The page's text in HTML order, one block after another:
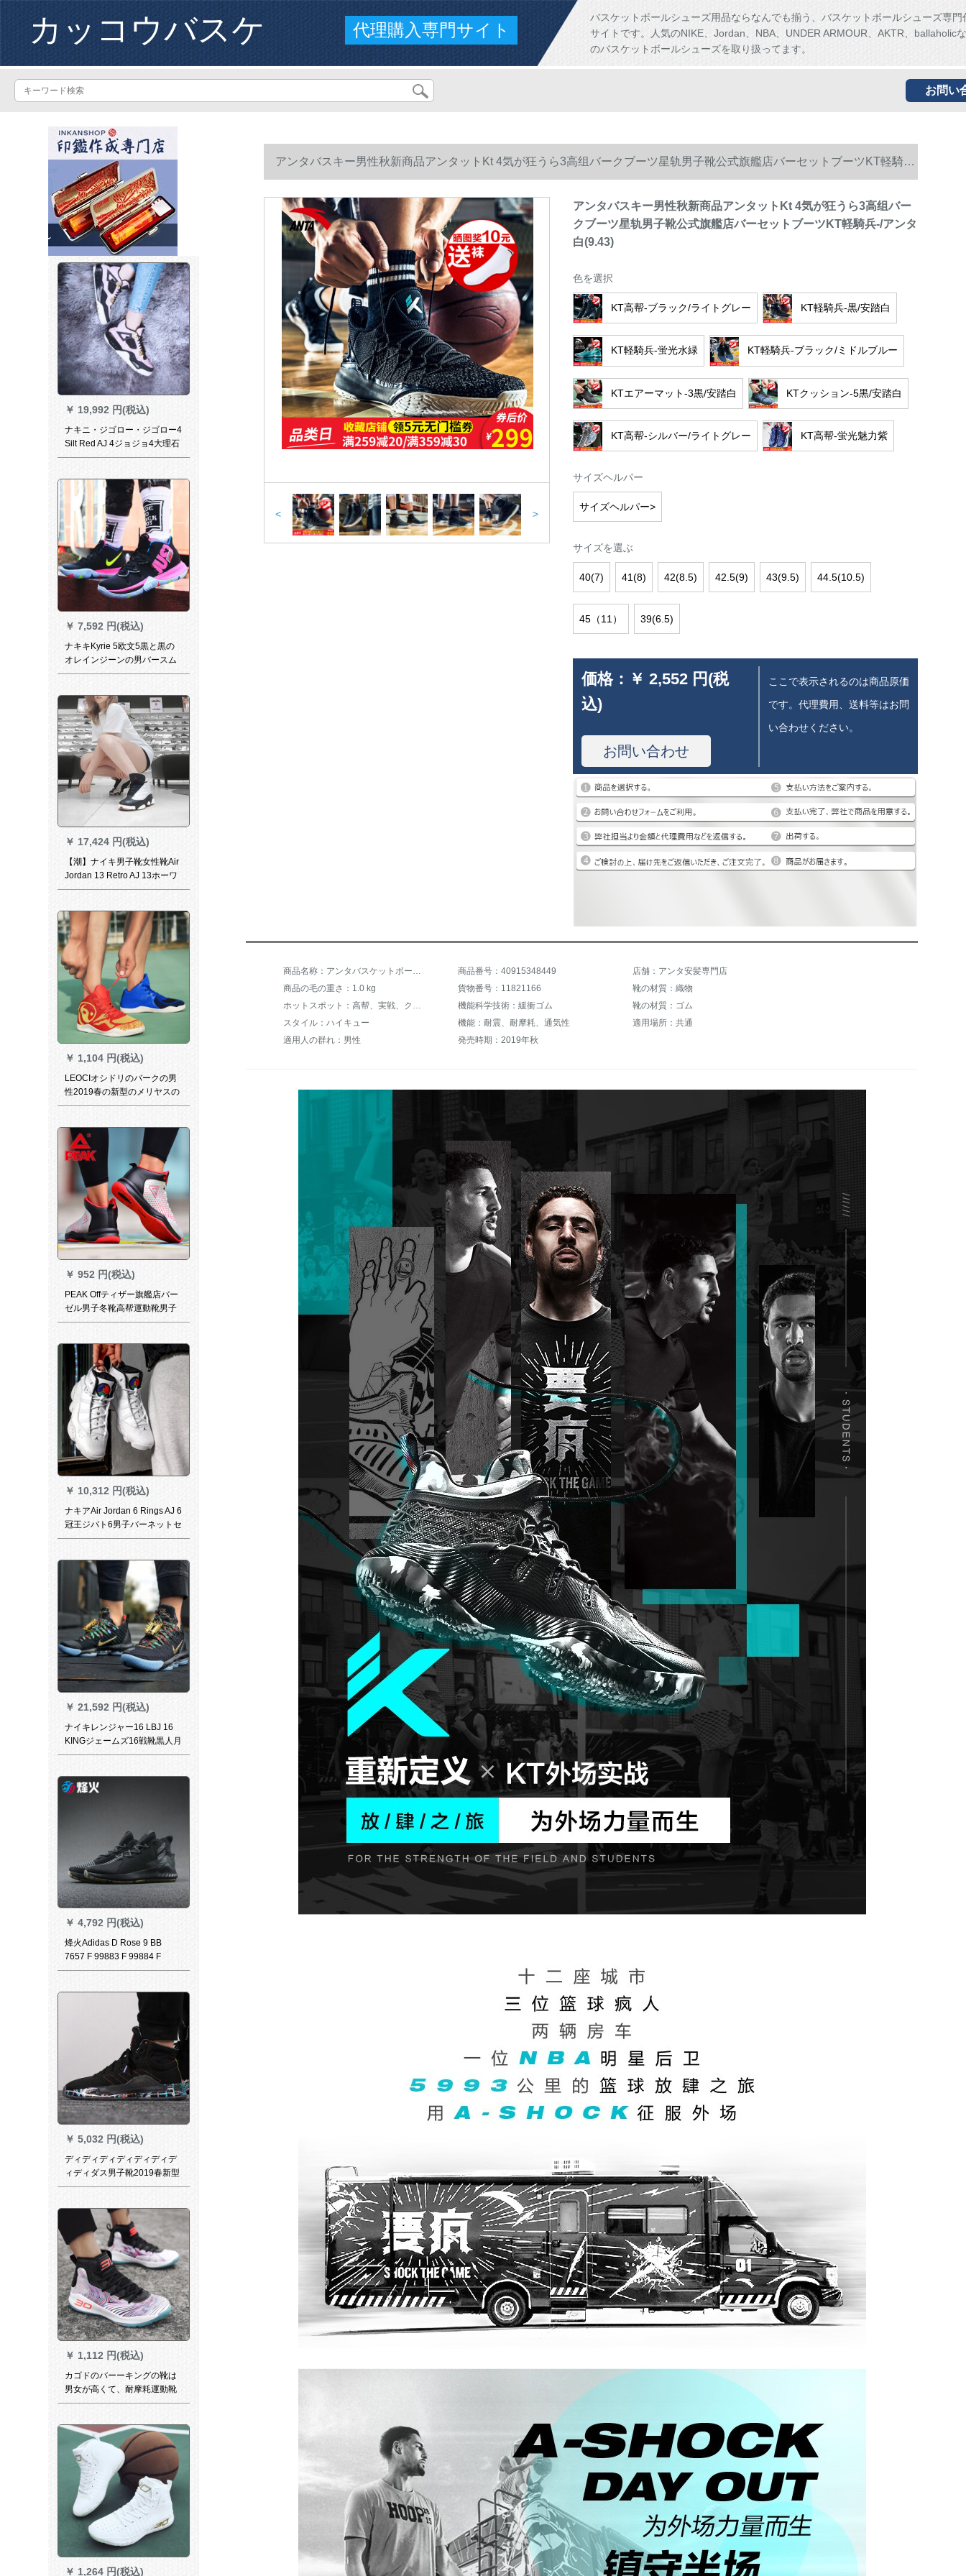
カッコウバスケ 代理購入専門サイト
バスケットボールシューズ用品ならなんでも揃う、バスケットボールシューズ専門
サイトです。人気のNIKE、Jordan、NBA、UNDER ARMOUR、AKTR、ballaholic
のバスケットボールシューズを取り扱ってます。
お問い
￥ 19,992 円(税込)
ナキニ・ジゴロー・ジゴロー4
Silt Red AJ 4ジョジョ4大理石
模様ゴルドボンテーン女子カ
￥ 7,592 円(税込)
ナキキKyrie 5欧文5黒と黒の
オレインジーンの男バースム
ボックスジュウ
￥ 17,424 円(税込)
【潮】ナイキ男子靴女性靴Air
Jordan 13 Retro AJ 13ホーワ
イトパンダー復刻運動バーム
￥ 1,104 円(税込)
LEOCIオシドリのバークの男
性2019春の新型のメリヤスの
颜は空气を通すスポツーリン
バッグの外でカーリングのブ
ーツの场外です。
￥ 952 円(税込)
PEAK Offティザー旗艦店バー
ゼル男子冬靴高帮運動靴男子
学生耐摩耗中学生靴DA
￥ 10,312 円(税込)
ナキアAir Jordan 6 Rings AJ 6
冠王ジバト6男子バーネットセ
ツ323232992-601-1022
￥ 21,592 円(税込)
ナイキレンジャー16 LBJ 16
KINGジェームズ16戦靴黒人月
男バカズ全星王座CI 1517-043
￥ 4,792 円(税込)
烽火Adidas D Rose 9 BB
7657 F 99883 F 99884 F
99883煙台ZX 2倉庫現物42
￥ 5,032 円(税込)
ディディディディディディデ
ィディダス男子靴2019春新型
プロボアスマティネス実戦耐
27764 G 27764 G
￥ 1,112 円(税込)
カゴドのバーーキングの靴は
男女が高くて、耐摩耗運動靴
に役立ちます。
￥ 1,264 円(税込)
アンタバスキー男性秋新商品アンタットKt 4気が狂うら3高组バークブーツ星轨男子靴公式旗艦店バーセットブーツKT軽騎
兵-/アンタ白(9.43)
< >
アンタバスキー男性秋新商品アンタットKt 4気が狂うら3高组バー
クブーツ星轨男子靴公式旗艦店バーセットブーツKT軽騎兵-/アンタ
白(9.43)
色を選択
KT高帮-ブラック/ライトグレー KT軽騎兵-黒/安踏白
KT軽騎兵-蛍光水緑 KT軽騎兵-ブラック/ミドルブルー
KTエアーマット-3黒/安踏白 KTクッション-5黒/安踏白
KT高帮-シルバー/ライトグレー KT高帮-蛍光魅力紫
サイズヘルパー
サイズヘルパー>
サイズを選ぶ
40(7) 41(8) 42(8.5) 42.5(9) 43(9.5) 44.5(10.5)
45（11） 39(6.5)
価格： ￥ 2,552 円(税
込)
お問い合わせ
ここで表示されるのは商品原価
です。代理費用、送料等はお問
い合わせください。
商品名称：アンタバスケットボールシューズ男性秋新品アンタトンプソンKt 4気が狂う3高帮バスケットボール靴星轨男子球鞋公式旗艦店バスケットボール靴KT軽騎兵-黒/アンタ白43(9.5) 商品番号：40915348449
店舗：アンタ安髪専門店
商品の毛の重さ：1.0 kg
貨物番号：11821166
靴の材質：織物
ホットスポット：高帮、実戦、クラシック
機能科学技術：緩衝ゴム
靴の材質：ゴム
スタイル：ハイキュー
機能：耐震、耐摩耗、通気性
適用場所：共通
適用人の群れ：男性
発売時期：2019年秋